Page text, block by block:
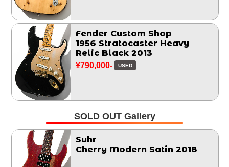
Fender Custom Shop
1956 Stratocaster Heavy
Relic Black 2013
¥790,000- USED
SOLD OUT Gallery
Suhr
Cherry Modern Satin 2018